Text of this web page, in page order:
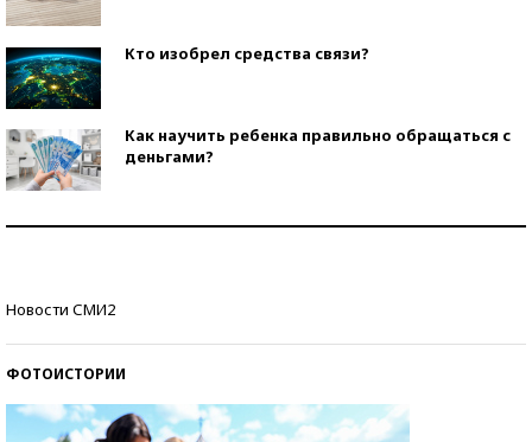
Кто изобрел средства связи?
Как научить ребенка правильно обращаться с
деньгами?
Новости СМИ2
ФОТОИСТОРИИ